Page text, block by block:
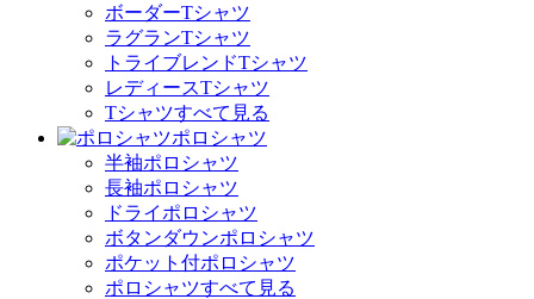
ボーダーTシャツ
ラグランTシャツ
トライブレンドTシャツ
レディースTシャツ
Tシャツすべて見る
ポロシャツ
半袖ポロシャツ
長袖ポロシャツ
ドライポロシャツ
ボタンダウンポロシャツ
ポケット付ポロシャツ
ポロシャツすべて見る